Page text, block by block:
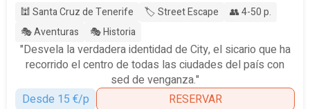
🕍 Santa Cruz de Tenerife 🏷️ Street Escape
👥 4-50 p.
🎭 Aventuras
🎭 Historia
"Desvela la verdadera identidad de City, el sicario que ha
recorrido el centro de todas las ciudades del país con
sed de venganza."
Desde 15 €/p
RESERVAR